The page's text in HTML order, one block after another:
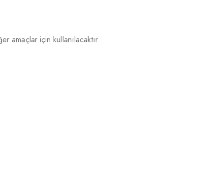
amaçlar için kullanılacaktır.